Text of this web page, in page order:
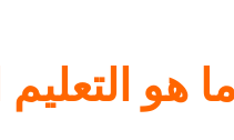
هو